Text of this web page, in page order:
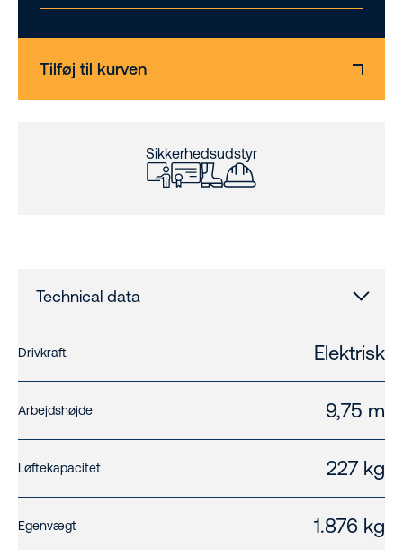
Tilføj til kurven
Sikkerhedsudstyr
Technical data
Drivkraft Elektrisk
Arbejdshøjde 9,75 m
Løftekapacitet 227 kg
Egenvægt 1.876 kg